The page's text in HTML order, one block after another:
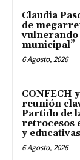
Claudia
de
municipal”
6 Agosto, 2026
CONFECH
reunión
Partido de
retrocesos
y educativas
6 Agosto, 2026